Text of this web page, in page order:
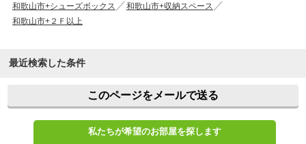
和歌山市+シューズボックス
和歌山市+収納スペース
和歌山市+２Ｆ以上
最近検索した条件
このページをメールで送る
私たちが希望のお部屋を探します